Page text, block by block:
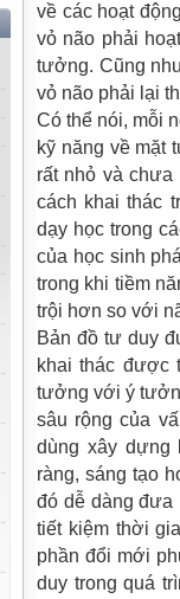
về các hoạt
vỏ não phải
tưởng. Cũng
vỏ não phải lại
Có thể nói, mỗi
kỹ năng về mặt
rất nhỏ và
cách khai thác
dạy học trong
của học sinh
trong khi tiềm
trội hơn so với
Bản đồ tư duy
khai thác được
tưởng với ý
sâu rộng của
dùng xây dựng
ràng, sáng tạo
đó dễ dàng đưa
tiết kiệm thời
phần đổi mới
duy trong quá